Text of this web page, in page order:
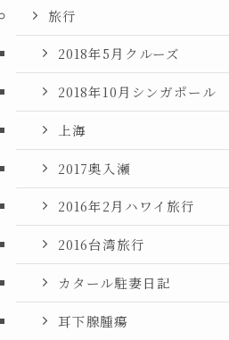
旅行
2018年5月クルーズ
2018年10月シンガポール
上海
2017奥入瀬
2016年2月ハワイ旅行
2016台湾旅行
カタール駐妻日記
耳下腺腫瘍